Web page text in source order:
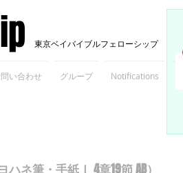
東京ベイバイブルフェローシップ
い合わせ グループ Notifications
ネ筆・手紙Ⅰ 4章19節 AB）